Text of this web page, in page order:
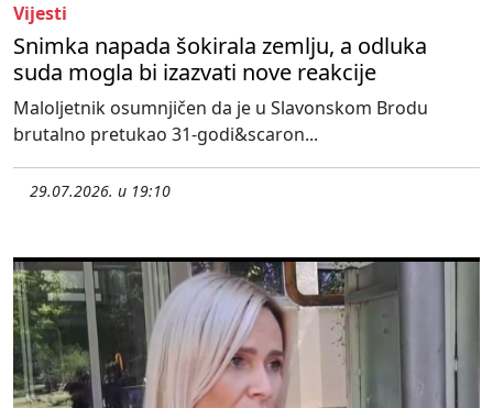
Vijesti
Snimka napada šokirala zemlju, a odluka
suda mogla bi izazvati nove reakcije
Maloljetnik osumnjičen da je u Slavonskom Brodu
brutalno pretukao 31-godi&scaron...
29.07.2026. u 19:10